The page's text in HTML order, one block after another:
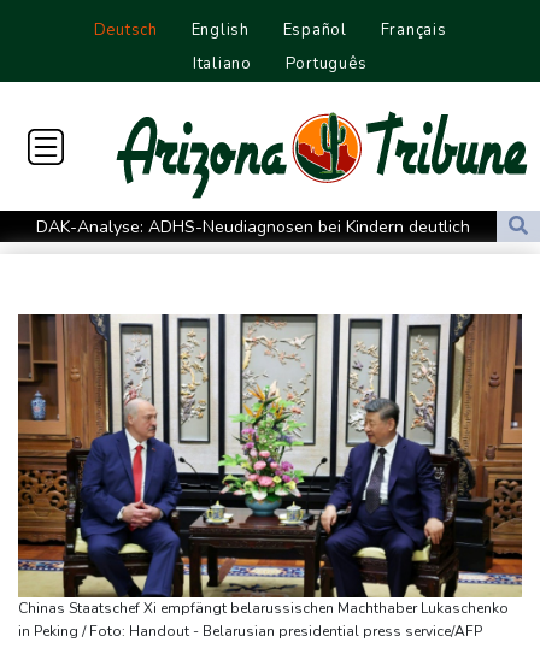
Deutsch English Español
Français
Italiano
Português
DAK-Analyse: ADHS-Neudiagnosen bei Kindern deutlich
gestiegen
Metastasen gebildet
Iran stellt harte Bedingungen für Öffnung der Straße von
Hormus
Trauerflor und Schweigeminute: Inter Miami trauert mit Messi
WTA: Sabalenka scheitert überraschend in Toronto
Zwei Bombenanschläge in Kolumbien an erstem Tag im Amt des
neuen Präsidenten Espriella
Busemann: Kein EM-Titel für Neugebauer wäre "eine
Enttäuschung"
Becker: Wer mehr will als Klassenerhalt hat "Fehler im Kopf"
Chinas Staatschef Xi empfängt belarussischen Machthaber Lukaschenko
in Peking / Foto: Handout - Belarusian presidential press service/AFP